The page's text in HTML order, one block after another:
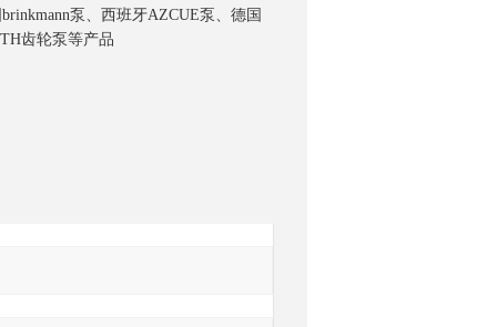
泵、西班牙AZCUE泵、德国
齿轮泵等产品